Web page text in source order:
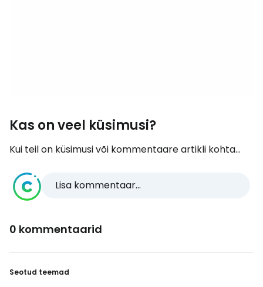
Kas on veel küsimusi?
Kui teil on küsimusi või kommentaare artikli kohta...
Lisa kommentaar...
0 kommentaarid
Seotud teemad